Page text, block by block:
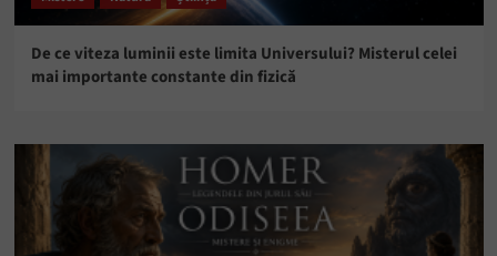
De ce viteza luminii este limita Universului? Misterul celei
mai importante constante din fizică